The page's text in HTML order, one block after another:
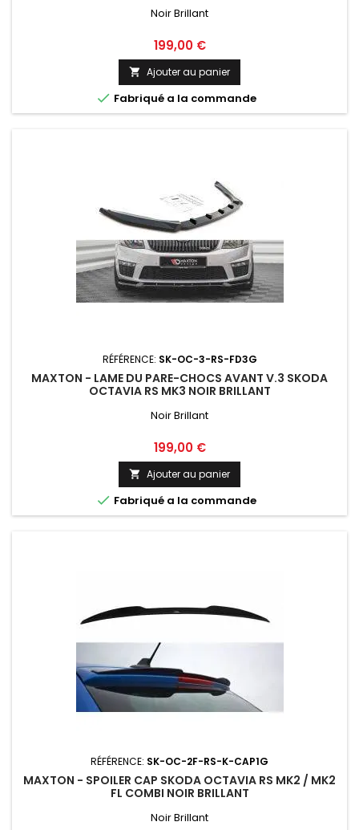
Noir Brillant
Prix
199,00 €
 Ajouter au panier
 Fabriqué a la commande
RÉFÉRENCE: SK-OC-3-RS-FD3G
MAXTON - LAME DU PARE-CHOCS AVANT V.3 SKODA
OCTAVIA RS MK3 NOIR BRILLANT
Noir Brillant
Prix
199,00 €
 Ajouter au panier
 Fabriqué a la commande
RÉFÉRENCE: SK-OC-2F-RS-K-CAP1G
MAXTON - SPOILER CAP SKODA OCTAVIA RS MK2 / MK2
FL COMBI NOIR BRILLANT
Noir Brillant